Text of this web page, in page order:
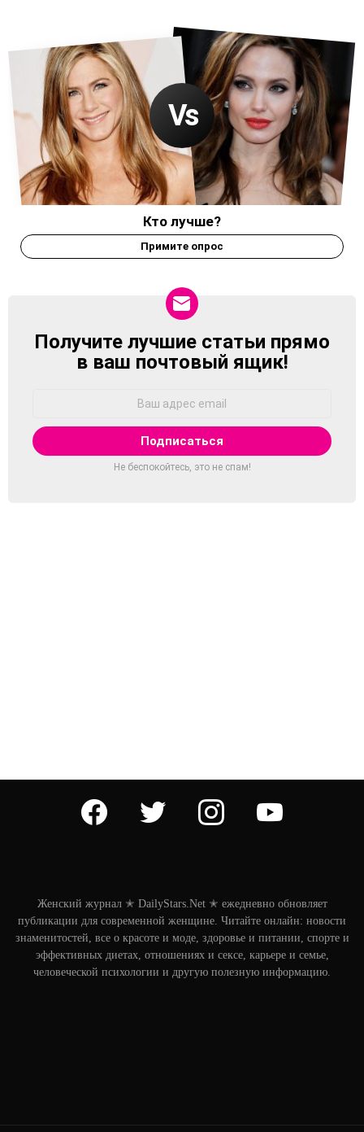
Кто лучше?
Примите опрос
NEWSLETTER
Получите лучшие статьи прямо
в ваш почтовый ящик!
Не беспокойтесь, это не спам!
facebook twitter instagram youtube
Женский журнал ✭ DailyStars.Net ✭ ежедневно обновляет
публикации для современной женщине. Читайте онлайн: новости
знаменитостей, все о красоте и моде, здоровье и питании, спорте и
эффективных диетах, отношениях и сексе, карьере и семье,
человеческой психологии и другую полезную информацию.